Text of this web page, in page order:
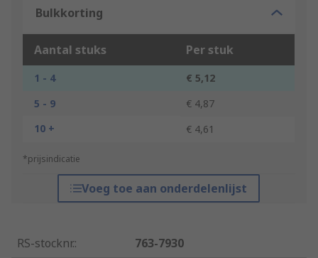
Bulkkorting
Aantal stuks Per stuk
1 - 4
€ 5,12
5 - 9
€ 4,87
10 +
€ 4,61
*prijsindicatie
Voeg toe aan onderdelenlijst
RS-stocknr.:
763-7930